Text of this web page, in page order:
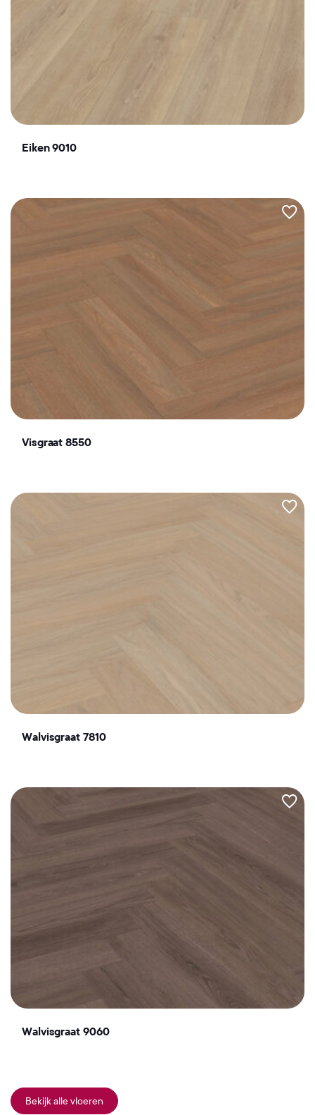
Eiken 9010
Visgraat 8550
Walvisgraat 7810
Walvisgraat 9060
Bekijk alle vloeren